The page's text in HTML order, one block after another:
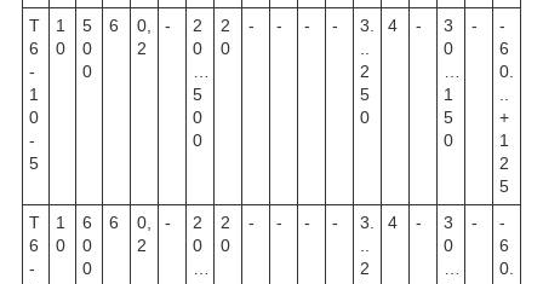
Т
6
-
1
0
-
5
1
0
5
0
0
6
0,
2
-
2
0
5
0
0
2
0
- - - -
3.
2
5
0
4 -
3
0
1
5
0
-
-
6
0.
+
1
2
5
Т
6
-
1
0
6
0
0
6
0,
2
-
2
0
2
0
- - - -
3.
2
4 -
3
0
-
-
6
0.